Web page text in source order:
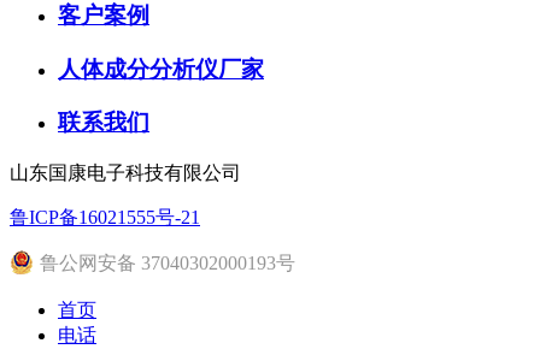
客户案例
人体成分分析仪厂家
联系我们
山东国康电子科技有限公司
鲁ICP备16021555号-21
鲁公网安备 37040302000193号
首页
电话